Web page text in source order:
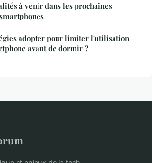
à venir dans les prochaines
adopter pour limiter l'utilisation
avant de dormir ?